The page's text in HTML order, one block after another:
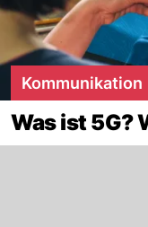
Kommunikation
Was ist 5G?